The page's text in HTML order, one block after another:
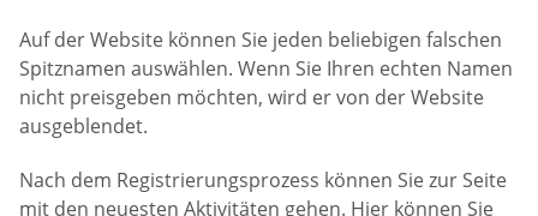
Auf der Website können Sie jeden beliebigen falschen
Spitznamen auswählen. Wenn Sie Ihren echten Namen
nicht preisgeben möchten, wird er von der Website
ausgeblendet.
Nach dem Registrierungsprozess können Sie zur Seite
mit den neuesten Aktivitäten gehen. Hier können Sie